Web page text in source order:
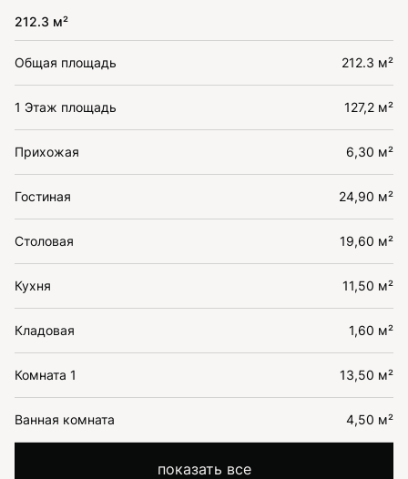
212.3 м²
Общая площадь 212.3 м²
1 Этаж площадь 127,2 м²
Прихожая 6,30 м²
Гостиная 24,90 м²
Столовая 19,60 м²
Кухня 11,50 м²
Кладовая 1,60 м²
Комната 1 13,50 м²
Ванная комната 4,50 м²
показать все